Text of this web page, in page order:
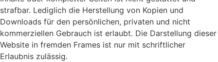
strafbar. Lediglich die Herstellung von Kopien und
Downloads für den persönlichen, privaten und nicht
kommerziellen Gebrauch ist erlaubt. Die Darstellung dieser
Website in fremden Frames ist nur mit schriftlicher
Erlaubnis zulässig.